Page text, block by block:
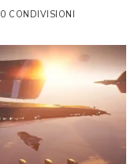
0 CONDIVISIONI